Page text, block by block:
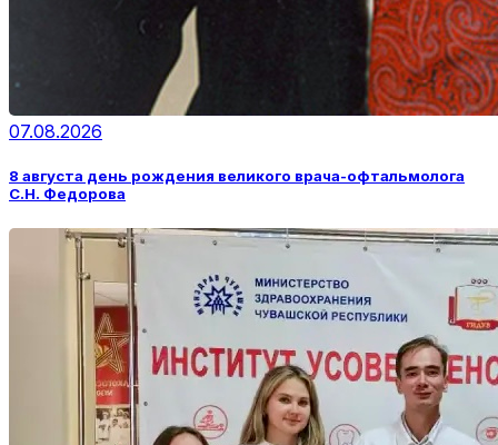
07.08.2026
8 августа день рождения великого врача-офтальмолога
С.Н. Федорова